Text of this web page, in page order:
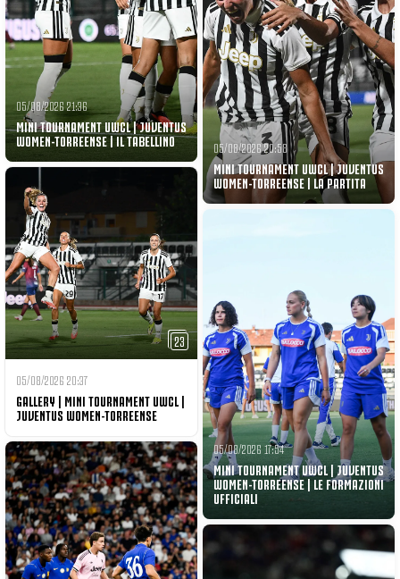
05/08/2026 21:36
MINI TOURNAMENT UWCL | JUVENTUS
WOMEN-TORREENSE | IL TABELLINO
05/08/2026 20:58
MINI TOURNAMENT UWCL | JUVENTUS
WOMEN-TORREENSE | LA PARTITA
23
05/08/2026 20:37
GALLERY | MINI TOURNAMENT UWCL |
JUVENTUS WOMEN-TORREENSE
05/08/2026 17:54
MINI TOURNAMENT UWCL | JUVENTUS
WOMEN-TORREENSE | LE FORMAZIONI
UFFICIALI